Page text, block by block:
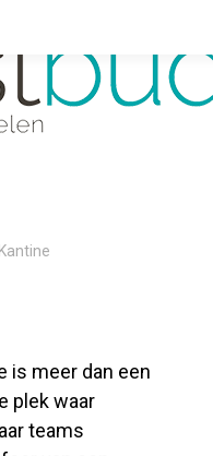
Kantine
is meer dan een
plek waar
teams